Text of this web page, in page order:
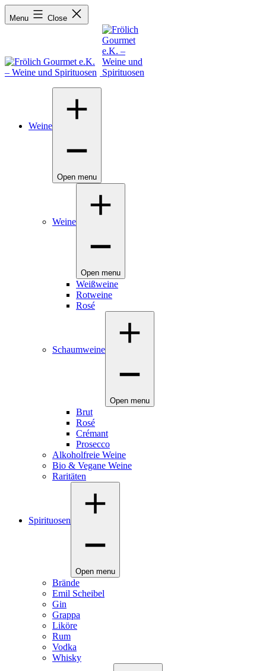
Menu Close
Weine
Open menu
Weine
Open menu
Weißweine
Rotweine
Rosé
Schaumweine
Open menu
Brut
Rosé
Crémant
Prosecco
Alkoholfreie Weine
Bio & Vegane Weine
Raritäten
Spirituosen
Open menu
Brände
Emil Scheibel
Gin
Grappa
Liköre
Rum
Vodka
Whisky